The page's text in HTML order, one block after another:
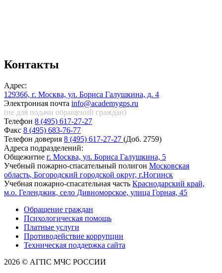
Контакты
Адрес:
129366, г. Москва, ул. Бориса Галушкина, д. 4
Электронная почта info@academygps.ru
(не для подачи обращений граждан)
Телефон 8 (495) 617-27-27
Факс 8 (495) 683-76-77
Телефон доверия 8 (495) 617-27-27 (Доб. 2759)
Адреса подразделений:
Общежитие г. Москва, ул. Бориса Галушкина, 5
Учебный пожарно-спасательный полигон Московская
область, Богородский городской округ, г.Ногинск
Учебная пожарно-спасательная часть Краснодарский край,
м.о. Геленджик, село Дивноморское, улица Горная, 45
Обращение граждан
Психологическая помощь
Платные услуги
Противодействие коррупции
Техническая поддержка сайта
2026 © АГПС МЧС РОССИИ